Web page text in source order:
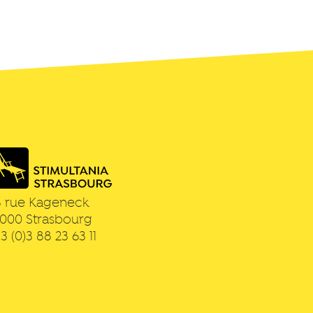
rue Kageneck
Strasbourg
(0)3 88 23 63 11